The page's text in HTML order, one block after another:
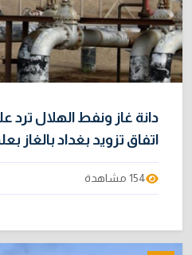
دانة غاز ونفط الهلال
اتفاق تزويد بغداد بالغاز
154 مشاهدة